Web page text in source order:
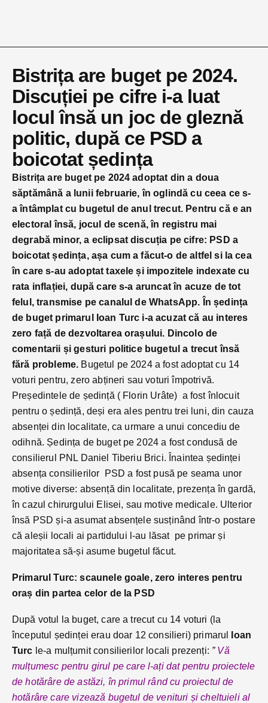
Bistrița are buget pe 2024.
Discuției pe cifre i-a luat
locul însă un joc de gleznă
politic, după ce PSD a
boicotat ședința
Bistrița are buget pe 2024 adoptat din a doua
săptămână a lunii februarie, în oglindă cu ceea ce s-
a întâmplat cu bugetul de anul trecut. Pentru că e an
electoral însă, jocul de scenă, în registru mai
degrabă minor, a eclipsat discuția pe cifre: PSD a
boicotat ședința, așa cum a făcut-o de altfel si la cea
în care s-au adoptat taxele și impozitele indexate cu
rata inflației, după care s-a aruncat în acuze de tot
felul, transmise pe canalul de WhatsApp. În ședința
de buget primarul Ioan Turc i-a acuzat că au interes
zero față de dezvoltarea orașului. Dincolo de
comentarii și gesturi politice bugetul a trecut însă
fără probleme. Bugetul pe 2024 a fost adoptat cu 14
voturi pentru, zero abțineri sau voturi împotrivă.
Președintele de ședință ( Florin Urâte) a fost înlocuit
pentru o ședință, deși era ales pentru trei luni, din cauza
absenței din localitate, ca urmare a unui concediu de
odihnă. Ședința de buget pe 2024 a fost condusă de
consilierul PNL Daniel Tiberiu Brici. Înaintea ședinței
absența consilierilor PSD a fost pusă pe seama unor
motive diverse: absență din localitate, prezența în gardă,
în cazul chirurgului Elisei, sau motive medicale. Ulterior
însă PSD și-a asumat absențele susținând într-o postare
că aleșii locali ai partidului l-au lăsat pe primar și
majoritatea să-și asume bugetul făcut.
Primarul Turc: scaunele goale, zero interes pentru
oraș din partea celor de la PSD
După votul la buget, care a trecut cu 14 voturi (la
începutul ședinței erau doar 12 consilieri) primarul
Ioan
Turc le-a mulțumit consilierilor locali prezenți: ”Vă
mulțumesc pentru girul pe care l-ați dat pentru proiectele
de hotărâre de astăzi, în primul rând cu proiectul de
hotărâre care vizează bugetul de venituri și cheltuieli al